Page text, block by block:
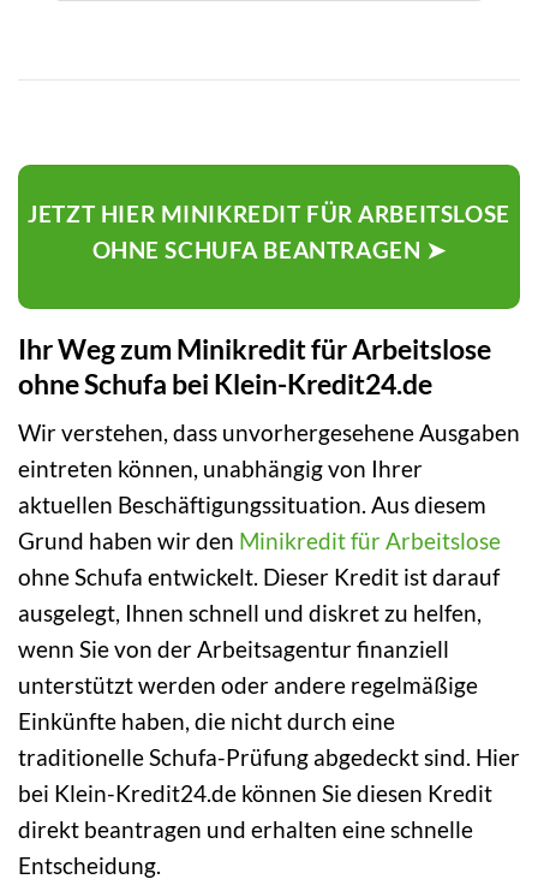
JETZT HIER MINIKREDIT FÜR ARBEITSLOSE
OHNE SCHUFA BEANTRAGEN ➤
Ihr Weg zum Minikredit für Arbeitslose
ohne Schufa bei Klein-Kredit24.de
Wir verstehen, dass unvorhergesehene Ausgaben
eintreten können, unabhängig von Ihrer
aktuellen Beschäftigungssituation. Aus diesem
Grund haben wir den Minikredit für Arbeitslose
ohne Schufa entwickelt. Dieser Kredit ist darauf
ausgelegt, Ihnen schnell und diskret zu helfen,
wenn Sie von der Arbeitsagentur finanziell
unterstützt werden oder andere regelmäßige
Einkünfte haben, die nicht durch eine
traditionelle Schufa-Prüfung abgedeckt sind. Hier
bei Klein-Kredit24.de können Sie diesen Kredit
direkt beantragen und erhalten eine schnelle
Entscheidung.